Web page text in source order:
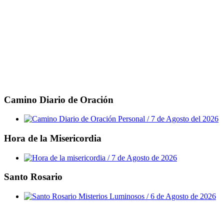
Camino Diario de Oración
Hora de la Misericordia
Santo Rosario